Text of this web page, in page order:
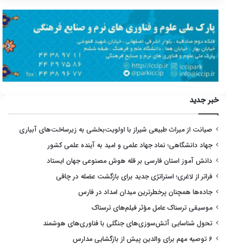
خبر جدید
صیانت از میراث طبیعی شیراز با اولویت‌بخشی به زیرساخت‌های آبیاری
جهاد دانشگاهی؛ نماد جهاد علمی و امید به آینده علمی کشور
دانش آموز استان فارسی بر قله هوش مصنوعی جهان ایستاد
فراتر از لاغری؛ استراتژی جدید برای بازگشت عضله در چاقی
جاده‌ها همچنان پرخطرترین میدان امداد در فارس
موسیقی ترسناک عامل مؤثر فیلم‌های ترسناک
تحول شناسایی آتش‌سوزی‌های جنگلی با فناوری‌های هوشمند
۶ توصیه مهم برای والدین پیش از بازگشایی مدارس